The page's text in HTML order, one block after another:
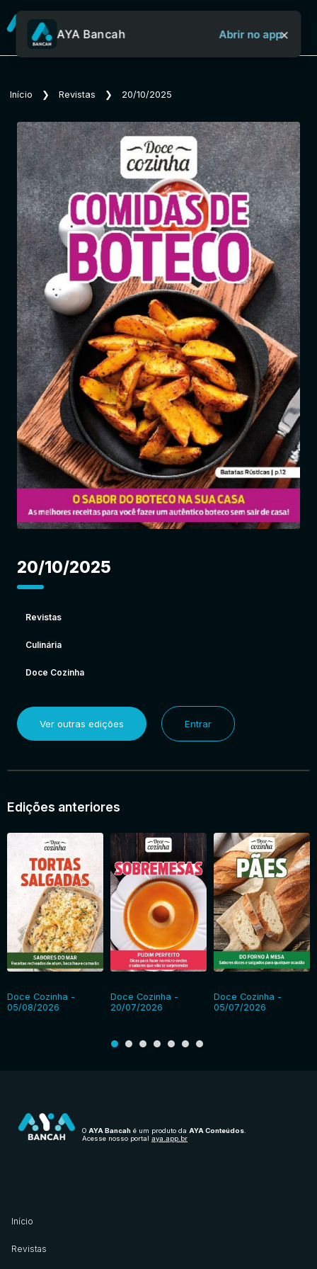
Sobre o Aya Bancah
Início
Revistas
Jornais
Notícias
Entrar
AYA Bancah Abrir no app×
Início ❯ Revistas ❯ 20/10/2025
20/10/2025
Revistas
Culinária
Doce Cozinha
Ver outras edições Entrar
Edições anteriores
Doce Cozinha -
05/08/2026
Doce Cozinha -
20/07/2026
Doce Cozinha -
05/07/2026
O AYA Bancah é um produto da AYA Conteúdos
Acesse nosso portal aya.app.br
Início
Revistas